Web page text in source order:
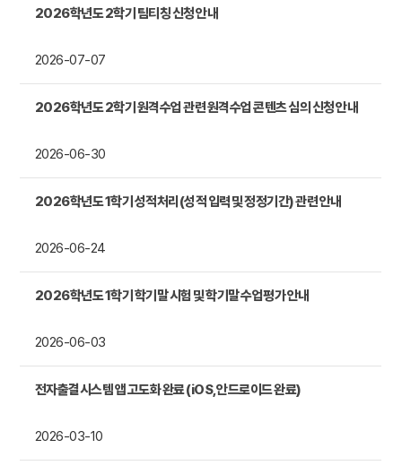
2026학년도 2학기 팀티칭 신청 안내
2026-07-07
2026학년도 2학기 원격수업 관련 원격수업 콘텐츠 심의 신청 안내
2026-06-30
2026학년도 1학기 성적처리(성적 입력 및 정정기간) 관련 안내
2026-06-24
2026학년도 1학기 학기말 시험 및 학기말 수업평가 안내
2026-06-03
전자출결시스템 앱 고도화 완료 (iOS, 안드로이드 완료)
2026-03-10